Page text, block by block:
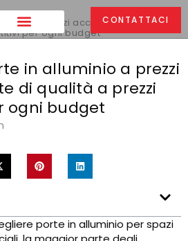
CONTATTACI
a prezzi accessibili: Porte di
per ogni budget
in alluminio a prezzi
di qualità a prezzi
ogni budget
porte in alluminio per spazi